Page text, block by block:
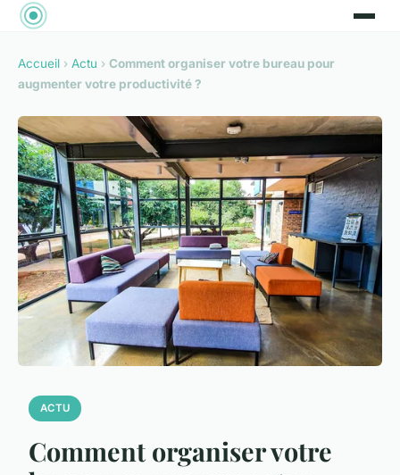
Accueil › Actu › Comment organiser votre bureau pour
augmenter votre productivité ?
ACTU
Comment organiser votre